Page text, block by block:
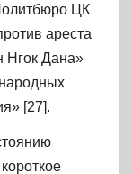
ЦК
ареста
Нгок Дана»
[27].